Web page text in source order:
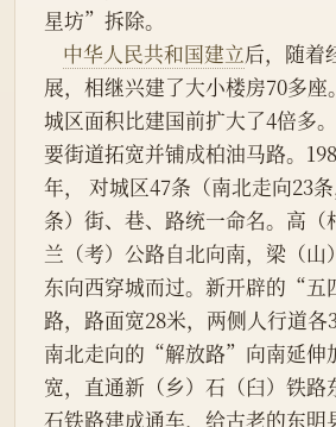
星坊”拆除。
中华人民共和国建立后，随着
展，相继兴建了大小楼房70多座。
城区面积比建国前扩大了4倍多
要街道拓宽并铺成柏油马路。
年， 对城区47条（南北走向23
条）街、巷、路统一命名。高（
兰（考）公路自北向南，梁（山
东向西穿城而过。新开辟的“五
路，路面宽28米，两侧人行道各
南北走向的“解放路”向南延伸
宽，直通新（乡）石（臼）铁路
石铁路建成通车，给古老的东明